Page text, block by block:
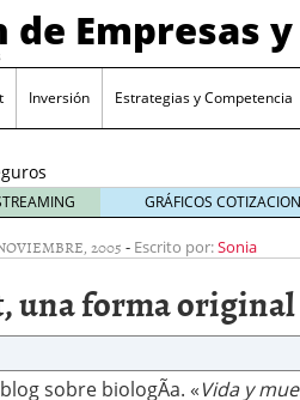
de Empresas
Inversión Estrategias y Competencia
GRÁFICOS
2005- Escrito por:Sonia
una forma
sobre biologÃ­a. «Vida y